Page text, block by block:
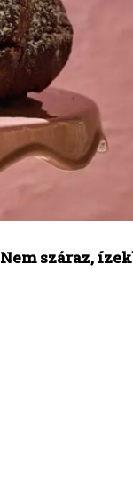
száraz,